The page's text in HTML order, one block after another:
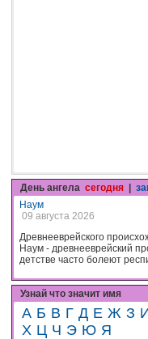
День ангела сегодня |
Наум
09 августа 2026
Древнееврейского
Наум - древнееврейский
детстве часто болеют
Узнай что значит имя
А Б В Г Д Е Ж З
Х Ц Ч Э Ю Я